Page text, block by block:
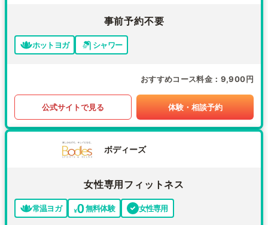
事前予約不要
ホットヨガ シャワー
おすすめコース料金 9,900円
公式サイトで見る 体験・相談予約
ボディーズ
女性専用フィットネス
常温ヨガ 無料体験 女性専用